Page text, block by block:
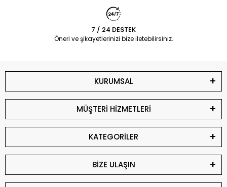
7 / 24 DESTEK
Öneri ve şikayetlerinizi bize iletebilirsiniz.
KURUMSAL
MÜŞTERİ HİZMETLERİ
KATEGORİLER
BİZE ULAŞIN